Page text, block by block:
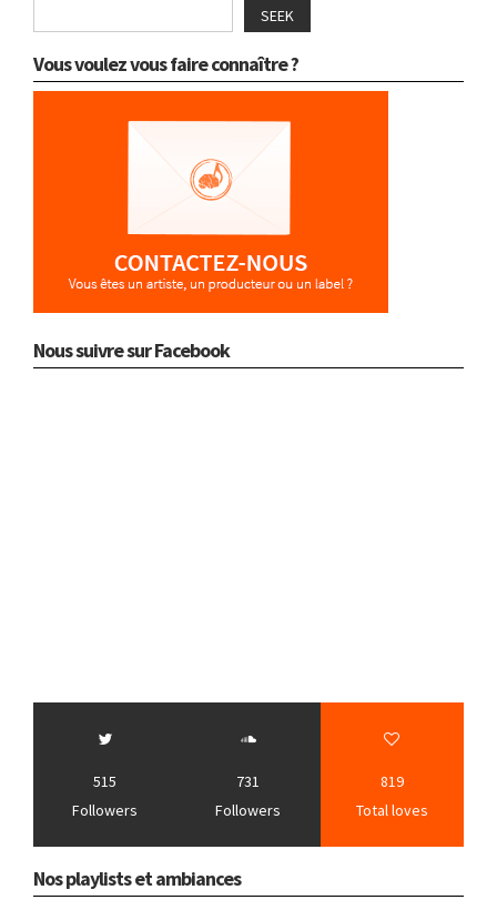
SEEK
Vous voulez vous faire connaître ?
Nous suivre sur Facebook
515
Followers
731
Followers
819
Total loves
Nos playlists et ambiances